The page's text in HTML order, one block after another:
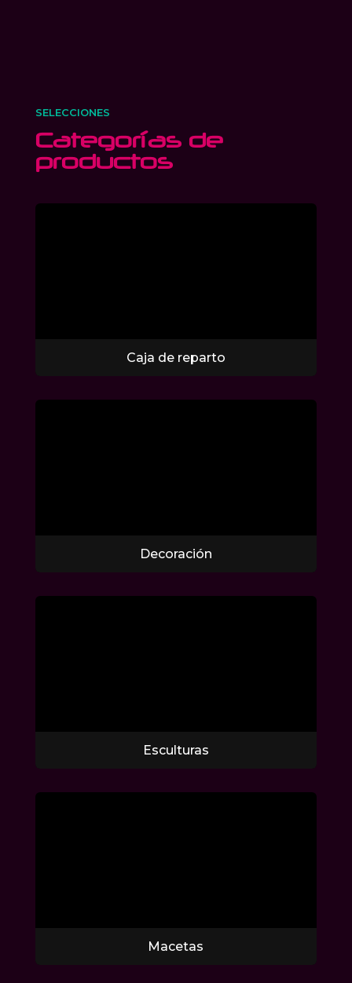
SELECCIONES
Categorías de
productos
Caja de reparto
Decoración
Esculturas
Macetas